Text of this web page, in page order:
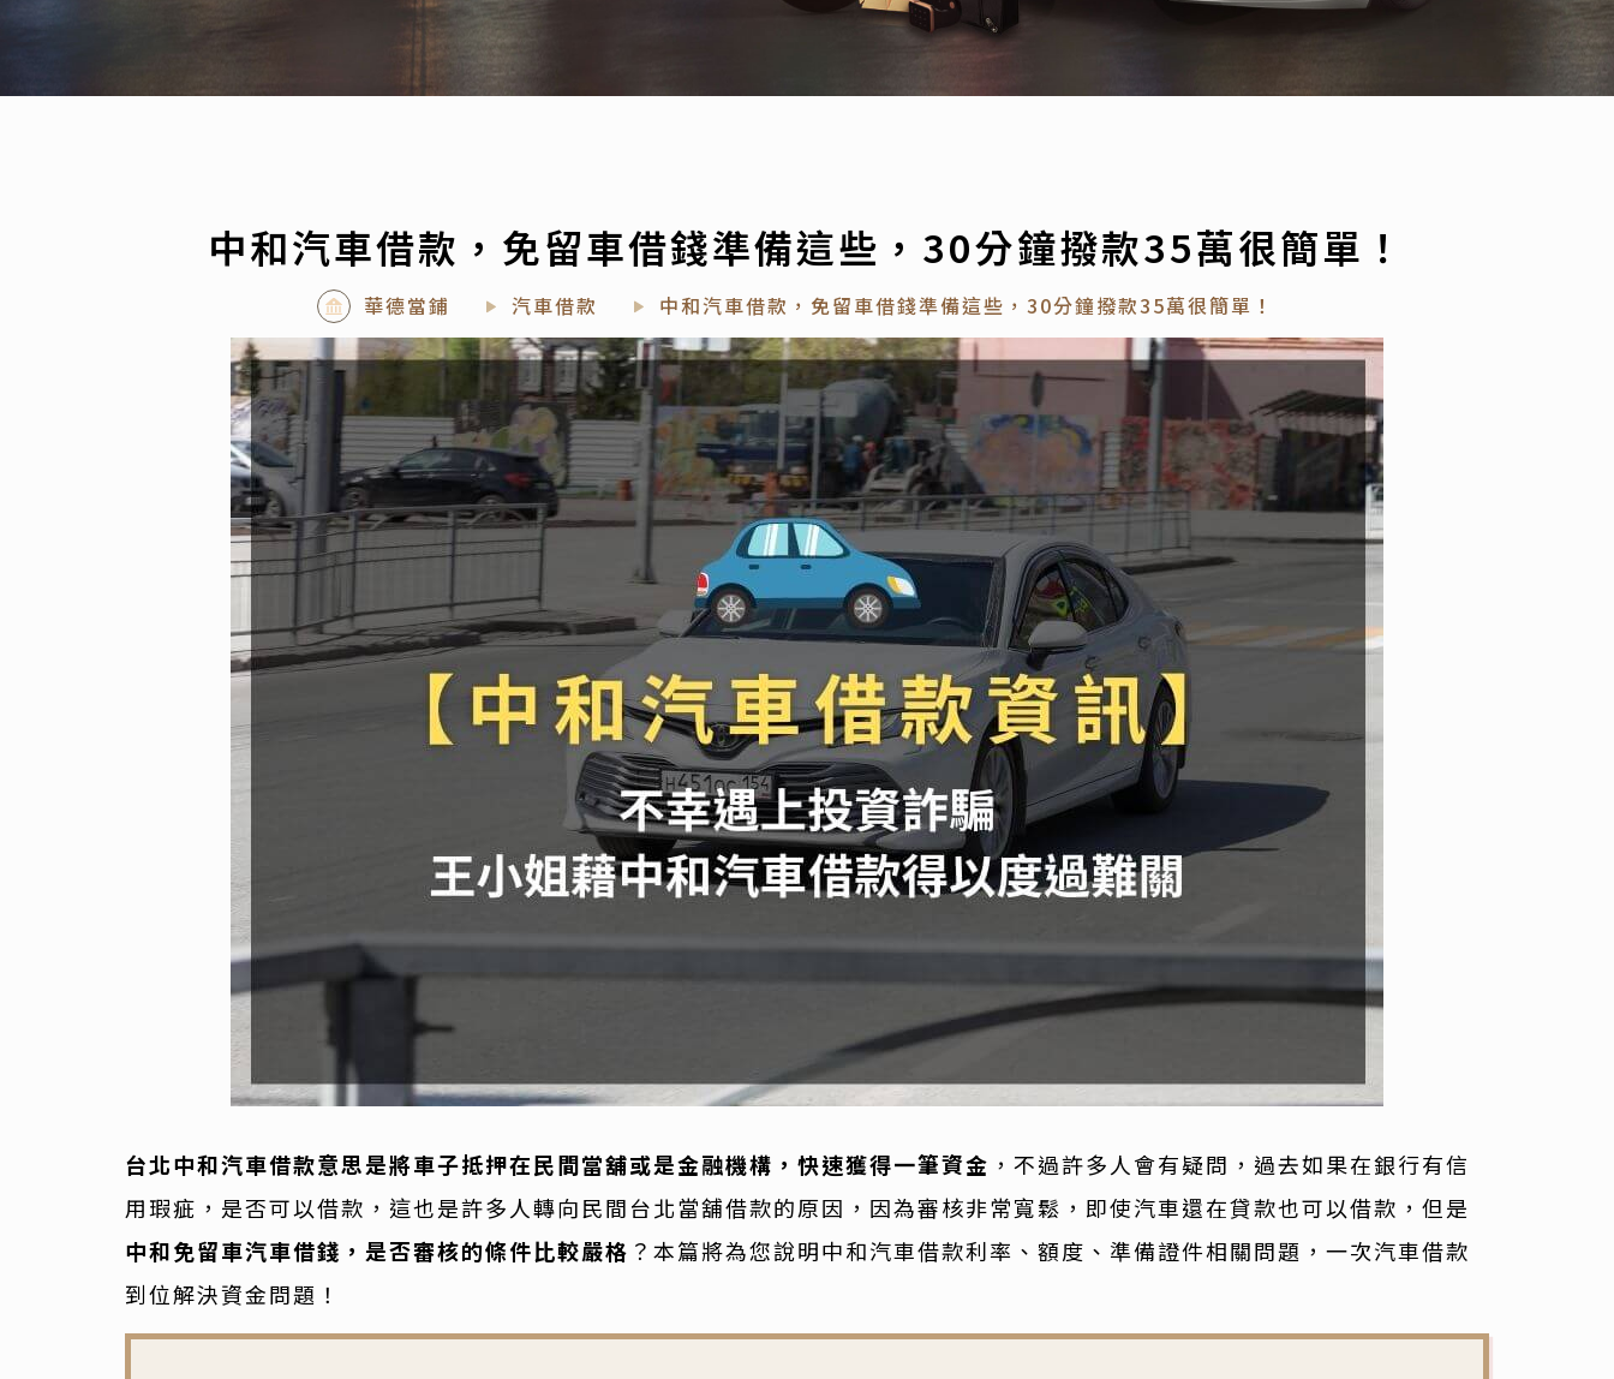
中和汽車借款，免留車借錢準備這些，30分鐘撥款35萬很簡單！
華德當鋪 汽車借款 中和汽車借款，免留車借錢準備這些，30分鐘撥款35萬很簡單！
台北中和汽車借款意思是將車子抵押在民間當舖或是金融機構，快速獲得一筆資金 ，不過許多人會有疑問，過去如果在銀行有信
用瑕疵，是否可以借款，這也是許多人轉向民間台北當舖借款的原因，因為審核非常寬鬆，即使汽車還在貸款也可以借款，但是
中和免留車汽車借錢，是否審核的條件比較嚴格 ？本篇將為您說明中和汽車借款利率、額度、準備證件相關問題，一次汽車借款
到位解決資金問題！